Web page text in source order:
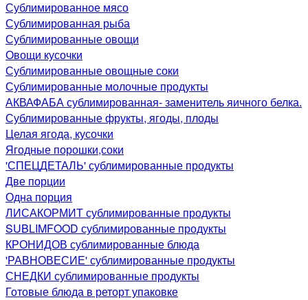
Сублимированное мясо
Сублимированная рыба
Сублимированные овощи
Овощи кусочки
Сублимированные овощные соки
Сублимированные молочные продукты
АКВАФАБА сублимированная- заменитель яичного белка.
Сублимированные фрукты, ягоды, плоды
Целая ягода, кусочки
Ягодные порошки,соки
'СПЕЦДЕТАЛЬ' сублимированные продукты
Две порции
Одна порция
ЛИСАКОРМИТ сублимированные продукты
SUBLIMFOOD сублимированные продукты
КРОНИДОВ сублимированные блюда
'РАВНОВЕСИЕ' сублимированные продукты
СНЕДКИ сублимированные продукты
Готовые блюда в реторт упаковке